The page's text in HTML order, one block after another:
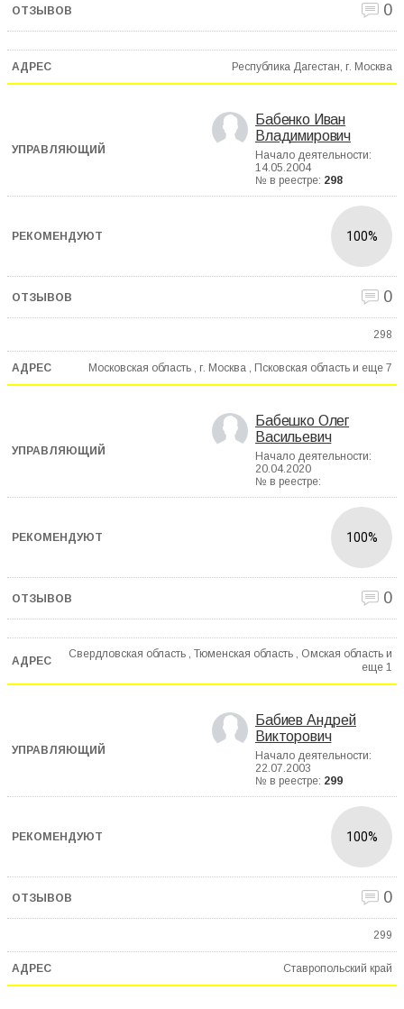
0
Республика Дагестан, г. Москва
Бабенко Иван
Владимирович
Начало деятельности:
14.05.2004
№ в реестре: 298
100%
0
298
Московская область , г. Москва , Псковская область и еще 7
Бабешко Олег
Васильевич
Начало деятельности:
20.04.2020
№ в реестре:
100%
0
Свердловская область , Тюменская область , Омская область и
еще 1
Бабиев Андрей
Викторович
Начало деятельности:
22.07.2003
№ в реестре: 299
100%
0
299
Ставропольский край